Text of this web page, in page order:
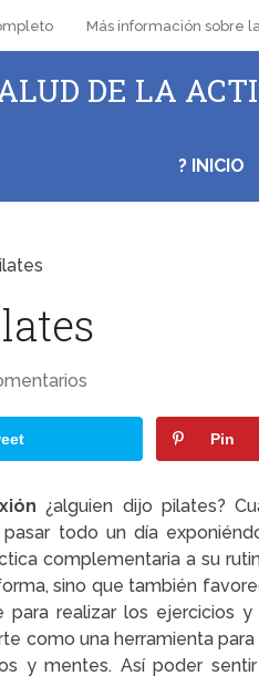
Más información sobre
DE LA
? INICIO
Pin
¿alguien dijo pilates?
todo un día
complementaria a su
sino que también
para realizar los ejercicios
como una herramienta
y mentes. Así poder